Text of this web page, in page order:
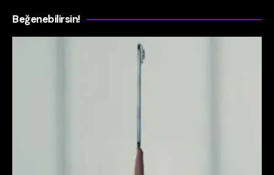
Beğenebilirsin!